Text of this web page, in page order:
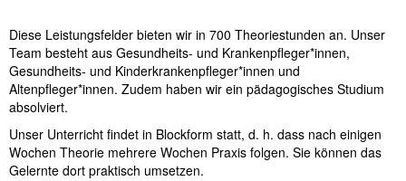
Diese Leistungsfelder bieten wir in 700 Theoriestunden an. Unser
Team besteht aus Gesundheits- und Krankenpfleger*innen,
Gesundheits- und Kinderkrankenpfleger*innen und
Altenpfleger*innen. Zudem haben wir ein pädagogisches Studium
absolviert.
Unser Unterricht findet in Blockform statt, d. h. dass nach einigen
Wochen Theorie mehrere Wochen Praxis folgen. Sie können das
Gelernte dort praktisch umsetzen.